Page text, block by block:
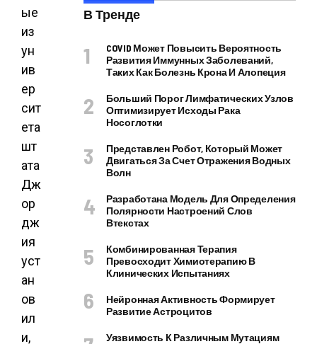
ые
из
ун
ив
ер
сит
ета
шт
ата
Дж
ор
дж
ия
уст
ан
ов
ил
и,
В Тренде
COVID Может Повысить Вероятность
Развития Иммунных Заболеваний,
Таких Как Болезнь Крона И Алопеция
Больший Порог Лимфатических Узлов
Оптимизирует Исходы Рака
Носоглотки
Представлен Робот, Который Может
Двигаться За Счет Отражения Водных
Волн
Разработана Модель Для Определения
Полярности Настроений Слов
Втекстах
Комбинированная Терапия
Превосходит Химиотерапию В
Клинических Испытаниях
Нейронная Активность Формирует
Развитие Астроцитов
Уязвимость К Различным Мутациям